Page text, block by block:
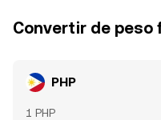
Convertir de peso
PHP
1 PHP